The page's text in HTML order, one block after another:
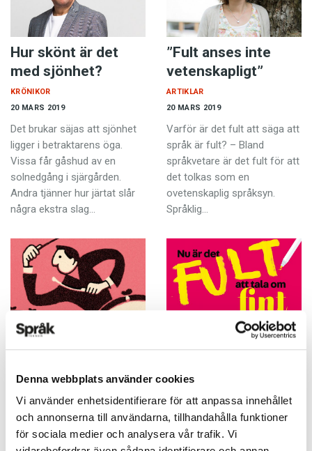
Denna webbplats använder cookies
Vi använder enhetsidentifierare för att anpassa innehållet
och annonserna till användarna, tillhandahålla funktioner
för sociala medier och analysera vår trafik. Vi
Hur skönt är det
med sjönhet?
20 MARS 2019
KRÖNIKOR
Det brukar säjas att sjönhet
ligger i betraktarens öga.
Vissa får gåshud av en
solnedgång i sjärgården.
Andra tjänner hur järtat slår
några ekstra slag…
”Fult anses inte
vetenskapligt”
20 MARS 2019
ARTIKLAR
Varför är det fult att säga att
språk är fult? – Bland
språkvetare är det fult för att
det tolkas som en
ovetenskaplig språksyn.
Språklig…
Hitlistorna byter
språk
ARTIKLAR
I Sverige har vi vant oss vid
att varje sommar ska bjuda
på en gigantisk spansk hitlåt.
Nu är det fult att
tala om fint
ARTIKLAR
Skriv inte så där, det ser så
fult ut! kunde jag säga till min
klasskompis när vi skulle